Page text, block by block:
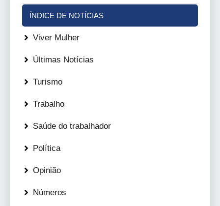
ÍNDICE DE NOTÍCIAS
Viver Mulher
Últimas Notícias
Turismo
Trabalho
Saúde do trabalhador
Política
Opinião
Números